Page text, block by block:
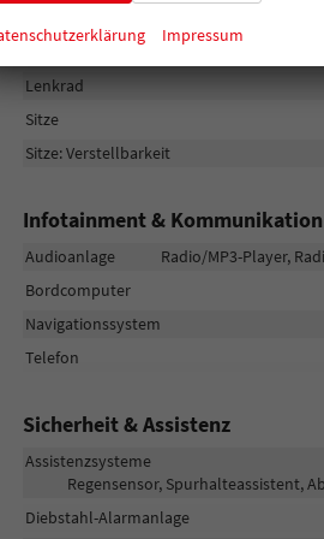
Lenkrad
Sitze
Sitze: Verstellbarkeit
Infotainment & Kommunikation
Audioanlage
Radio/MP3-Player,
Bordcomputer
Navigationssystem
Telefon
Sicherheit & Assistenz
Assistenzsysteme
Regensensor, Spurhalteassistent,
Diebstahl-Alarmanlage
Impressum